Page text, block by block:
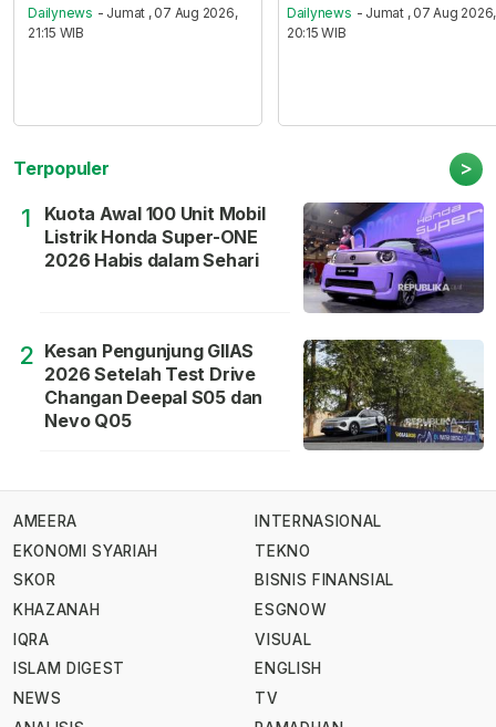
Dailynews - Jumat , 07 Aug 2026,
21:15 WIB
Dailynews - Jumat , 07 Aug 2026,
20:15 WIB
Terpopuler >
1
Kuota Awal 100 Unit Mobil
Listrik Honda Super-ONE
2026 Habis dalam Sehari
2 Kesan Pengunjung GIIAS
2026 Setelah Test Drive
Changan Deepal S05 dan
Nevo Q05
AMEERA
EKONOMI SYARIAH
SKOR
KHAZANAH
IQRA
ISLAM DIGEST
NEWS
INTERNASIONAL
TEKNO
BISNIS FINANSIAL
ESGNOW
VISUAL
ENGLISH
TV